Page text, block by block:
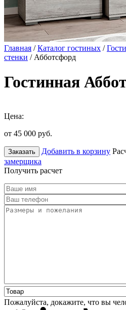
Главная /Каталог гостиных /
стенки / Абботсфорд
Гостинная
Цена:
от 45 000 руб.
Заказать Добавить в корзину
замерщика
Получить расчет
Пожалуйста, докажите, что вы